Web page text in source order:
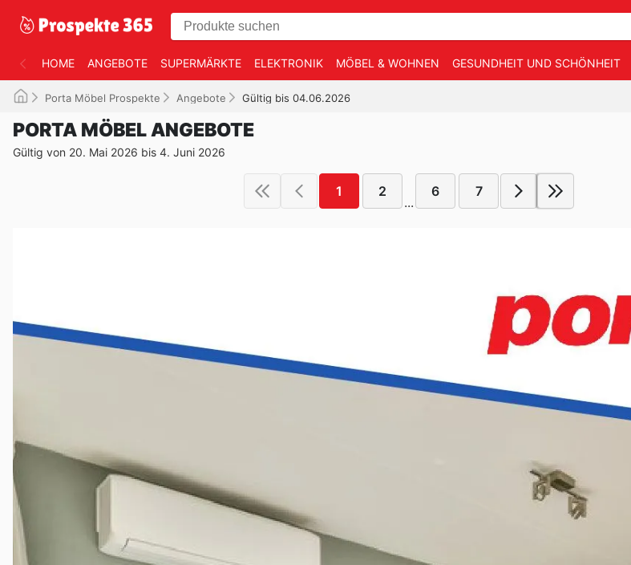
HOME ANGEBOTE SUPERMÄRKTE ELEKTRONIK MÖBEL & WOHNEN GESUNDHEIT UND SCHÖNHEIT
Porta Möbel Prospekte Angebote Gültig bis 04.06.2026
PORTA MÖBEL ANGEBOTE
Gültig von 20. Mai 2026 bis 4. Juni 2026
1 2
...
6 7